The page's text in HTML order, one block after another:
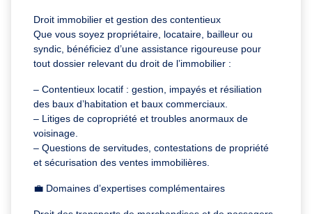
Droit immobilier et gestion des contentieux
Que vous soyez propriétaire, locataire, bailleur ou
syndic, bénéficiez d’une assistance rigoureuse pour
tout dossier relevant du droit de l’immobilier :
– Contentieux locatif : gestion, impayés et résiliation
des baux d’habitation et baux commerciaux.
– Litiges de copropriété et troubles anormaux de
voisinage.
– Questions de servitudes, contestations de propriété
et sécurisation des ventes immobilières.
💼 Domaines d’expertises complémentaires